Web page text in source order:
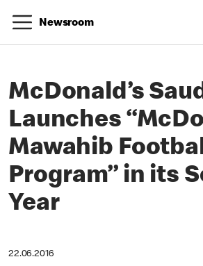
Newsroom
McDonald’s
Launches
Mawahib
Program” in its
Year
22.06.2016